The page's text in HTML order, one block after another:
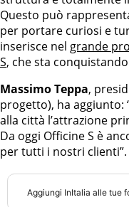
Questo può
per portare curiosi e
inserisce nel grande
S, che sta
Massimo Teppa,
progetto), ha aggiunto:
alla città l’attrazione
Da oggi Officine S è
per tutti i nostri clienti”.
Aggiungi InItalia alle tue